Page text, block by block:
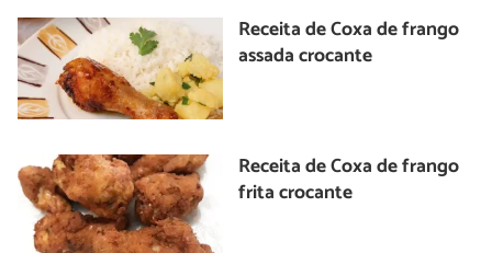
Receita de Coxa de frango
assada crocante
Receita de Coxa de frango
frita crocante